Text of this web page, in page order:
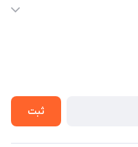
ثبت